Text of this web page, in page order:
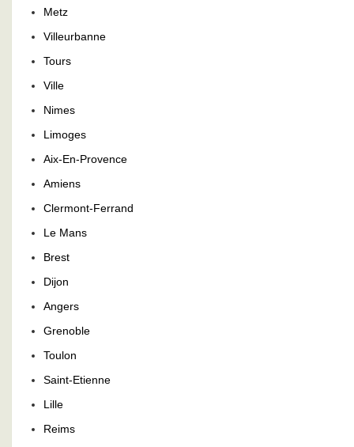
Metz
Villeurbanne
Tours
Ville
Nimes
Limoges
Aix-En-Provence
Amiens
Clermont-Ferrand
Le Mans
Brest
Dijon
Angers
Grenoble
Toulon
Saint-Etienne
Lille
Reims